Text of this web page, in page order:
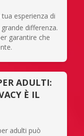
esperienza di
differenza.
garantire che
ADULTI:
È IL
adulti può